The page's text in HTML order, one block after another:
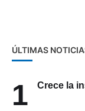
ÚLTIMAS
1 Crece la